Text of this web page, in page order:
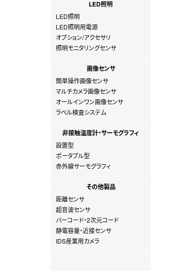
LED照明
LED照明
LED照明用電源
オプション/アクセサリ
照明モニタリングセンサ
画像センサ
簡単操作画像センサ
マルチカメラ画像センサ
オールインワン画像センサ
ラベル検査システム
非接触温度計・サーモグラフィ
設置型
ポータブル型
赤外線サーモグラフィ
その他製品
距離センサ
超音波センサ
バーコード・2次元コード
静電容量・近接センサ
IDS産業用カメラ